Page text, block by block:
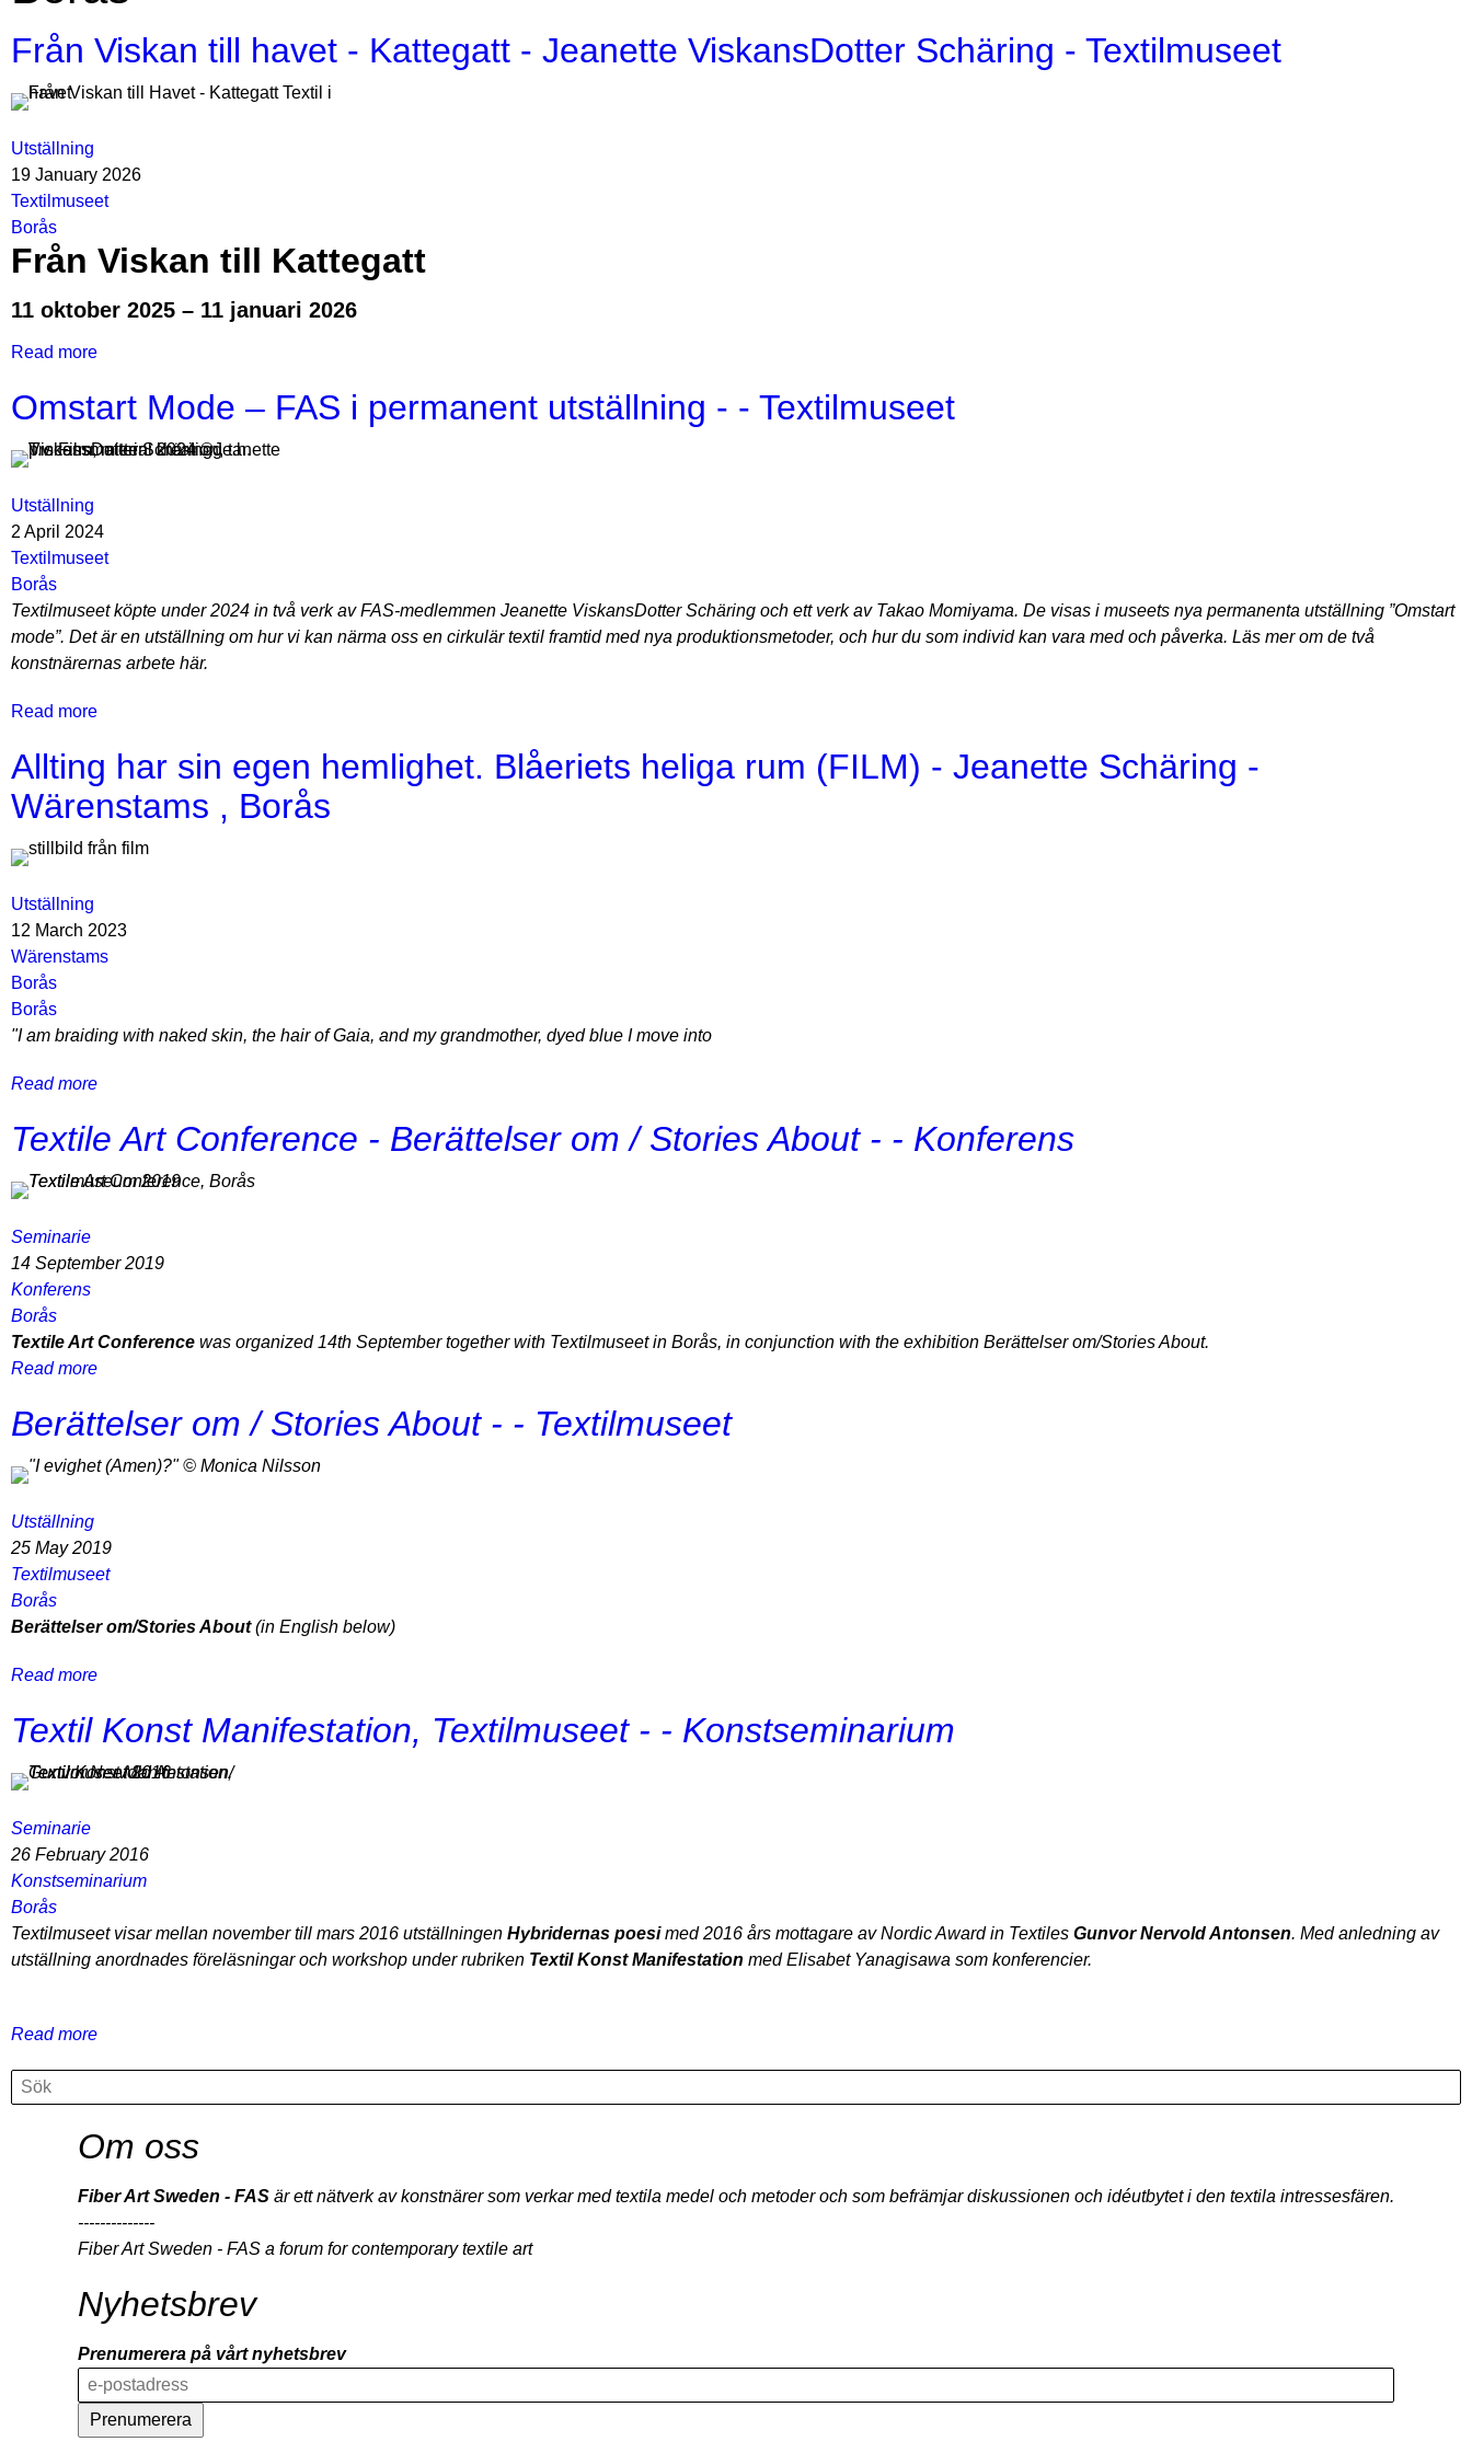
Från Viskan till havet - Kattegatt - Jeanette ViskansDotter Schäring - Textilmuseet
Utställning
19 January 2026
Textilmuseet
Borås
Från Viskan till Kattegatt
11 oktober 2025 – 11 januari 2026
Read more
Viskan
havet
-
Jeanette
Schäring
-
Textilmuseet
Omstart Mode – FAS i permanent utställning - - Textilmuseet
Utställning
2 April 2024
Textilmuseet
Borås
Textilmuseet köpte under 2024 in två verk av FAS-medlemmen Jeanette ViskansDotter Schäring och ett verk av Takao Momiyama. De visas i museets nya permanenta utställning ”Omstart
mode”. Det är en utställning om hur vi kan närma oss en cirkulär textil framtid med nya produktionsmetoder, och hur du som individ kan vara med och påverka. Läs mer om de två
konstnärernas arbete här.
Read more
Mode
–
FAS
i
-
Allting har sin egen hemlighet. Blåeriets heliga rum (FILM) - Jeanette Schäring -
Wärenstams , Borås
Utställning
12 March 2023
Wärenstams
Borås
Borås
"I am braiding with naked skin, the hair of Gaia, and my grandmother, dyed blue I move into
Read more
har
egen
heliga
-
-
,
Textile Art Conference - Berättelser om / Stories About - - Konferens
Seminarie
14 September 2019
Konferens
Borås
Textile Art Conference was organized 14th September together with Textilmuseet in Borås, in conjunction with the exhibition Berättelser om/Stories About.
Read more
Art
-
/
Stories
-
Berättelser om / Stories About - - Textilmuseet
Utställning
25 May 2019
Textilmuseet
Borås
Berättelser om/Stories About(in English below)
Read more
om
Stories
-
Textilmuseet
Textil Konst Manifestation, Textilmuseet - - Konstseminarium
Seminarie
26 February 2016
Konstseminarium
Borås
Textilmuseet visar mellan november till mars 2016 utställningen Hybridernas poesimed 2016 års mottagare avNordic Award in Textiles Gunvor Nervold Antonsen. Med anledning av
utställning anordnades föreläsningar och workshop under rubriken Textil Konst Manifestation med Elisabet Yanagisawa som konferencier.
Read more
Textilmuseet
-
Search
Search
Om oss
Fiber Art Sweden - FAS är ett nätverk av konstnärer som verkar med textila medel och metoder och som befrämjar diskussionen och idéutbytet i den textila intressesfären.
--------------
Fiber Art Sweden - FAS a forum for contemporary textile art
Nyhetsbrev
Prenumerera på vårt nyhetsbrev